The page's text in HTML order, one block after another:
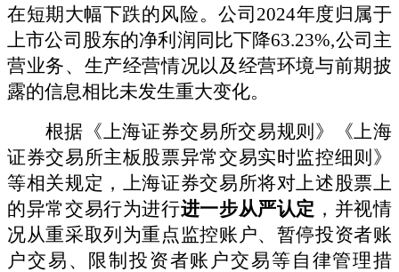
在短期大幅下跌的风险。公司2024年度归属于
上市公司股东的净利润同比下降63.23%,公司主
营业务、生产经营情况以及经营环境与前期披
露的信息相比未发生重大变化。
根据《上海证券交易所交易规则》《上海
证券交易所主板股票异常交易实时监控细则》
等相关规定，上海证券交易所将对 上述股票上
的异常交易行为进行进一步从严认定 ，并视情
况从重采取列为重点监控账户、暂停投资者账
户交易、限制投资者账户交易等自律管理措